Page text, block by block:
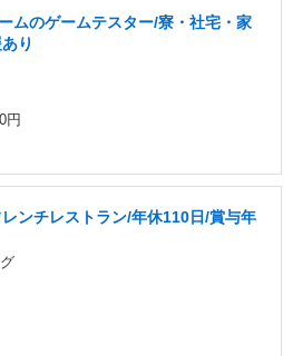
ムのゲームテスター/寮・社宅・家
り
円
ンチレストラン/年休110日/賞与年